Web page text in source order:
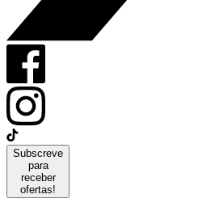
Subscreve
para
receber
ofertas!